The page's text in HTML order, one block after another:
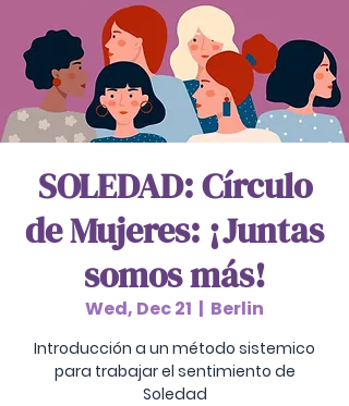
SOLEDAD: Círculo
de Mujeres: ¡Juntas
somos más!
Wed, Dec 21
  |
Berlin
Introducción a un método sistemico
para trabajar el sentimiento de
Soledad